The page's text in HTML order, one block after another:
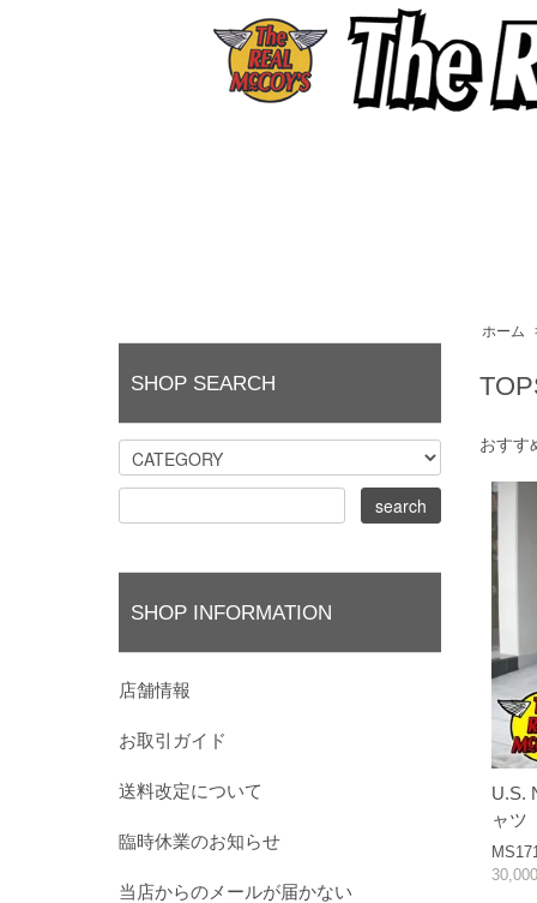
ホーム
おすす
U.S.
ャツ
SHOP SEARCH
SHOP INFORMATION
店舗情報
お取引ガイド
送料改定について
臨時休業のお知らせ
当店からのメールが届かない